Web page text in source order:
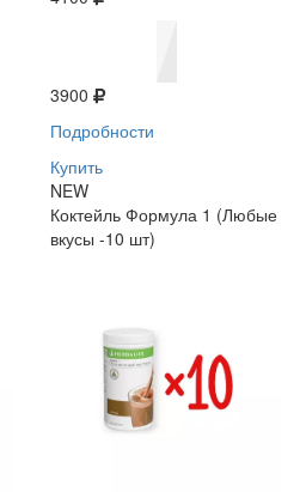
3900
Подробности
Купить
NEW
Коктейль Формула 1 (Любые
вкусы -10 шт)